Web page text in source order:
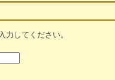
力してください。